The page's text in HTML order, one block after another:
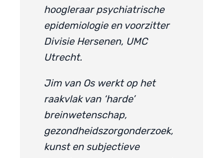
hoogleraar psychiatrische
epidemiologie en voorzitter
Divisie Hersenen, UMC
Utrecht.
Jim van Os werkt op het
raakvlak van ‘harde’
breinwetenschap,
gezondheidszorgonderzoek,
kunst en subjectieve